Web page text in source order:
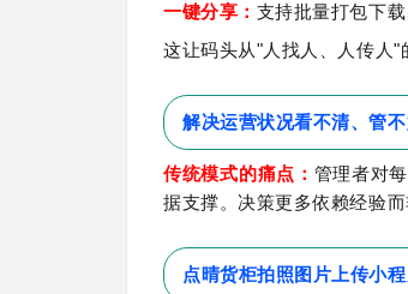
一键分享： 支持批量打包下
这让码头从"人找人、人传人"
解决运营状况看不清、管
传统模式的痛点： 管理者对
据支撑。决策更多依赖经验
点晴货柜拍照图片上传小